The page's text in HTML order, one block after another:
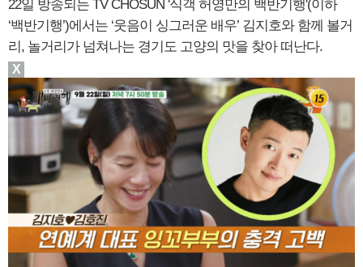
22일 방송되는 TV CHOSUN '식객 허영만의 백반기행'(이하
‘백반기행’)에서는 ‘웃음이 싱그러운 배우’ 김지호와 함께 볼거
리, 놀거리가 넘쳐나는 경기도 고양의 맛을 찾아 떠난다.
X